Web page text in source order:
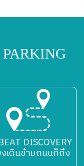
DISCOVERY
เดินข้ามถนนก็ถึง